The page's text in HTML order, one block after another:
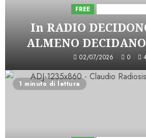
FREE
In RADIO
ALMENO
02/07/2026 0
1 minuto di lettura